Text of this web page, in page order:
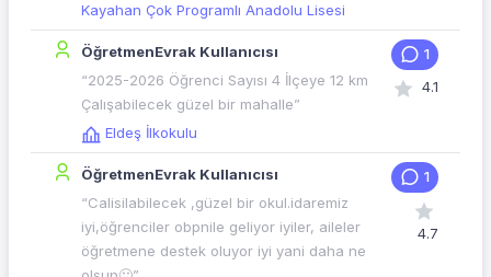
Kayahan Çok Programlı Anadolu Lisesi
ÖğretmenEvrak Kullanıcısı
“2025-2026 Öğrenci Sayısı 4 İlçeye 12 km
Çalışabilecek güzel bir mahalle”
Eldeş İlkokulu
1
4.1
ÖğretmenEvrak Kullanıcısı
“Calisilabilecek ,güzel bir okul.idaremiz
iyi,öğrenciler obpnile geliyor iyiler, aileler
öğretmene destek oluyor iyi yani daha ne
1
4.7